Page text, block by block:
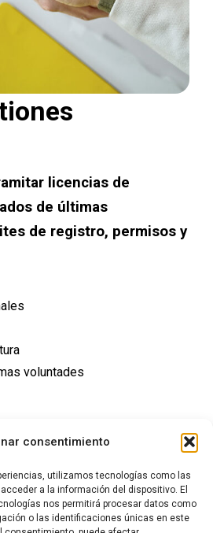
consentimiento
utilizamos tecnologías como las
a la información del dispositivo. El
nos permitirá procesar datos como
o las identificaciones únicas en este
licencias de
de últimas
de registro, permisos y
voluntades